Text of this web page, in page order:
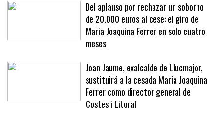
Del aplauso por rechazar un soborno
de 20.000 euros al cese: el giro de
Maria Joaquina Ferrer en solo cuatro
meses
Joan Jaume, exalcalde de Llucmajor,
sustituirá a la cesada Maria Joaquina
Ferrer como director general de
Costes i Litoral